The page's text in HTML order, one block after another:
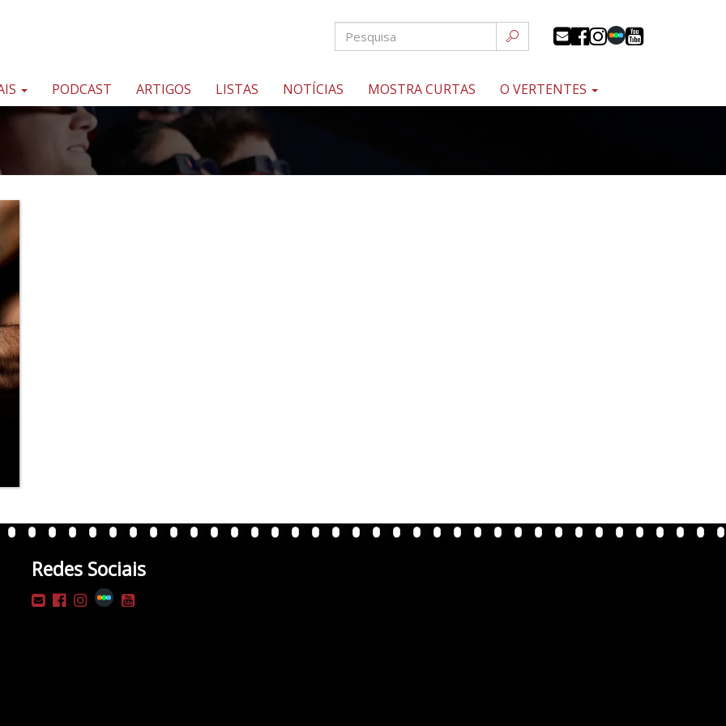
PODCAST ARTIGOS LISTAS NOTÍCIAS MOSTRA CURTAS O VERTENTES
Redes Sociais